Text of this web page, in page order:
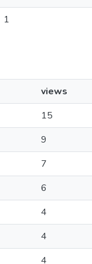
1
views
15
9
7
6
4
4
4